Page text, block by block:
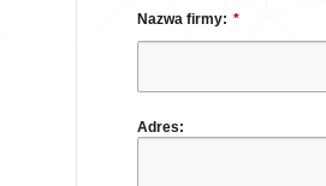
Nazwa firmy: *
Adres: